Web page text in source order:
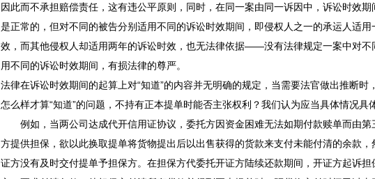
因此而不承担赔偿责任，这有违公平原则，同时，在同一案由同一诉因中，诉讼时效期
是正常的，但对不同的被告分别适用不同的诉讼时效期间，即侵权人之一的承运人适用
效，而其他侵权人却适用两年的诉讼时效，也无法律依据——没有法律规定一案中对不
用不同的诉讼时效期间，有损法律的尊严。
法律在诉讼时效期间的起算上对“知道”的内容并无明确的规定，当需要法官做出推断时
怎么样才算“知道”的问题，不持有正本提单时能否主张权利？我们认为应当具体情况具
例如，当两公司达成代开信用证协议，委托方因资金困难无法如期付款赎单而由第
方提供担保，欲以此换取提单将货物提出后以出售获得的货款来支付未能付清的余款，
证方没有及时交付提单予担保方。在担保方代委托开证方陆续还款期间，开证方起诉担